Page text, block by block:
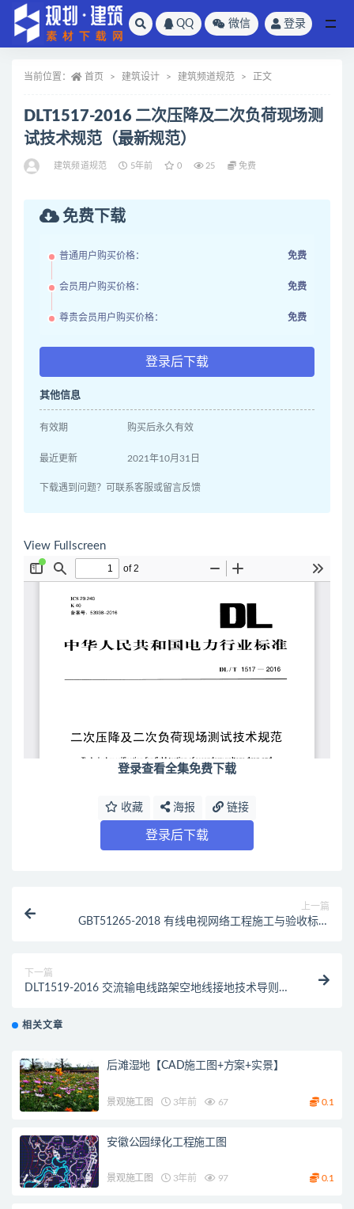
QQ 微信 登录
当前位置： 首页 建筑设计 建筑频道规范 正文
DLT1517-2016 二次压降及二次负荷现场测
试技术规范（最新规范）
建筑频道规范 5年前 0 25 免费
免费下载
普通用户购买价格： 免费
会员用户购买价格： 免费
尊贵会员用户购买价格： 免费
登录后下载
其他信息
有效期 购买后永久有效
最近更新 2021年10月31日
下载遇到问题？可联系客服或留言反馈
View Fullscreen
登录查看全集免费下载
收藏 海报 链接
登录后下载
上一篇
GBT51265-2018 有线电视网络工程施工与验收标准
下一篇
DLT1519-2016 交流输电线路架空地线接地技术导则
相关文章
后滩湿地【CAD施工图+方案+实景】
景观施工图 3年前 67 0.1
安徽公园绿化工程施工图
景观施工图 3年前 97 0.1
全部